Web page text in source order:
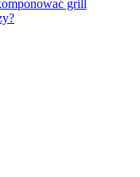
grill